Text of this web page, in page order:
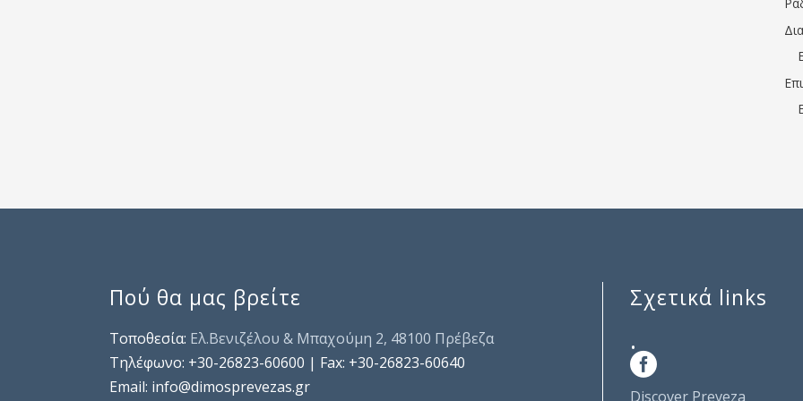
Πού θα μας βρείτε
Τοποθεσία: Ελ.Βενιζέλου & Μπαχούμη 2, 48100 Πρέβεζα
Τηλέφωνo: +30-26823-60600 | Fax: +30-26823-60640
Email: info@dimosprevezas.gr
Σχετικά links
.
Discover Preveza